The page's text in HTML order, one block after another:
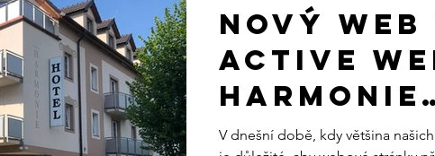
Nový web
ACTIVE
HARMONIE
TŘEBOŇ:
V dnešní době, kdy většina